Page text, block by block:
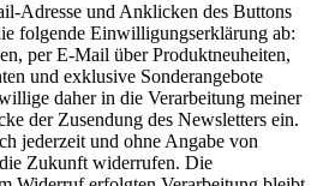
Adresse und Anklicken des Buttons
folgende Einwilligungserklärung ab:
per E-Mail über Produktneuheiten,
und exklusive Sonderangebote
daher in die Verarbeitung meiner
der Zusendung des Newsletters ein.
jederzeit und ohne Angabe von
Zukunft widerrufen. Die